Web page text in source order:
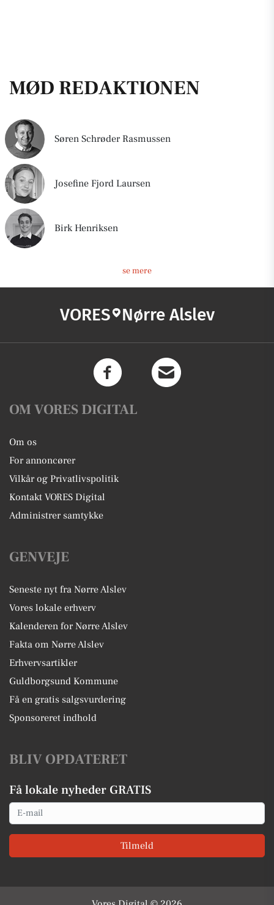
MØD REDAKTIONEN
Søren Schrøder Rasmussen
Josefine Fjord Laursen
Birk Henriksen
se mere
VORES Nørre Alslev
OM VORES DIGITAL
Om os
For annoncører
Vilkår og Privatlivspolitik
Kontakt VORES Digital
Administrer samtykke
GENVEJE
Seneste nyt fra Nørre Alslev
Vores lokale erhverv
Kalenderen for Nørre Alslev
Fakta om Nørre Alslev
Erhvervsartikler
Guldborgsund Kommune
Få en gratis salgsvurdering
Sponsoreret indhold
BLIV OPDATERET
Få lokale nyheder GRATIS
Email
Tilmeld